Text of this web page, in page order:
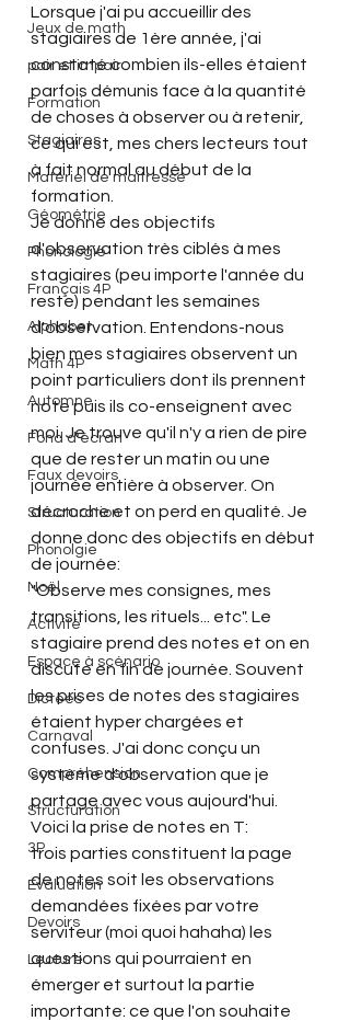
Jeux de math
pair et impair
Formation
Stagiaires
Matériel de maitresse
Géométrie
Phonologie
Français 4P
Alphabet
Math 4P
Automne
Fond d'écran
Faux devoirs
Structuration
Phonolgie
Noël
Activité
Espace à scénario
Dictées
Carnaval
Compréhension
Structuration
3P
Evaluation
Devoirs
Lecture
Lorsque j'ai pu accueillir des
stagiaires de 1ère année, j'ai
constaté combien ils-elles étaient
parfois démunis face à la quantité
de choses à observer ou à retenir,
ce qui est, mes chers lecteurs tout
à fait normal au début de la
formation.
Je donne des objectifs
d'observation très ciblés à mes
stagiaires (peu importe l'année du
reste) pendant les semaines
d'observation. Entendons-nous
bien mes stagiaires observent un
point particuliers dont ils prennent
note puis ils co-enseignent avec
moi. Je trouve qu'il n'y a rien de pire
que de rester un matin ou une
journée entière à observer. On
décroche et on perd en qualité. Je
donne donc des objectifs en début
de journée:
"Observe mes consignes, mes
transitions, les rituels... etc". Le
stagiaire prend des notes et on en
discute en fin de journée. Souvent
les prises de notes des stagiaires
étaient hyper chargées et
confuses. J'ai donc conçu un
système d'observation que je
partage avec vous aujourd'hui.
Voici la prise de notes en T:
trois parties constituent la page
de notes soit les observations
demandées fixées par votre
serviteur (moi quoi hahaha) les
questions qui pourraient en
émerger et surtout la partie
importante: ce que l'on souhaite